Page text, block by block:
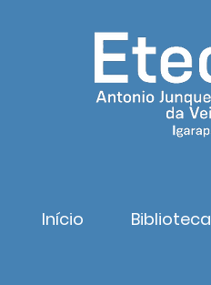
Início Biblioteca